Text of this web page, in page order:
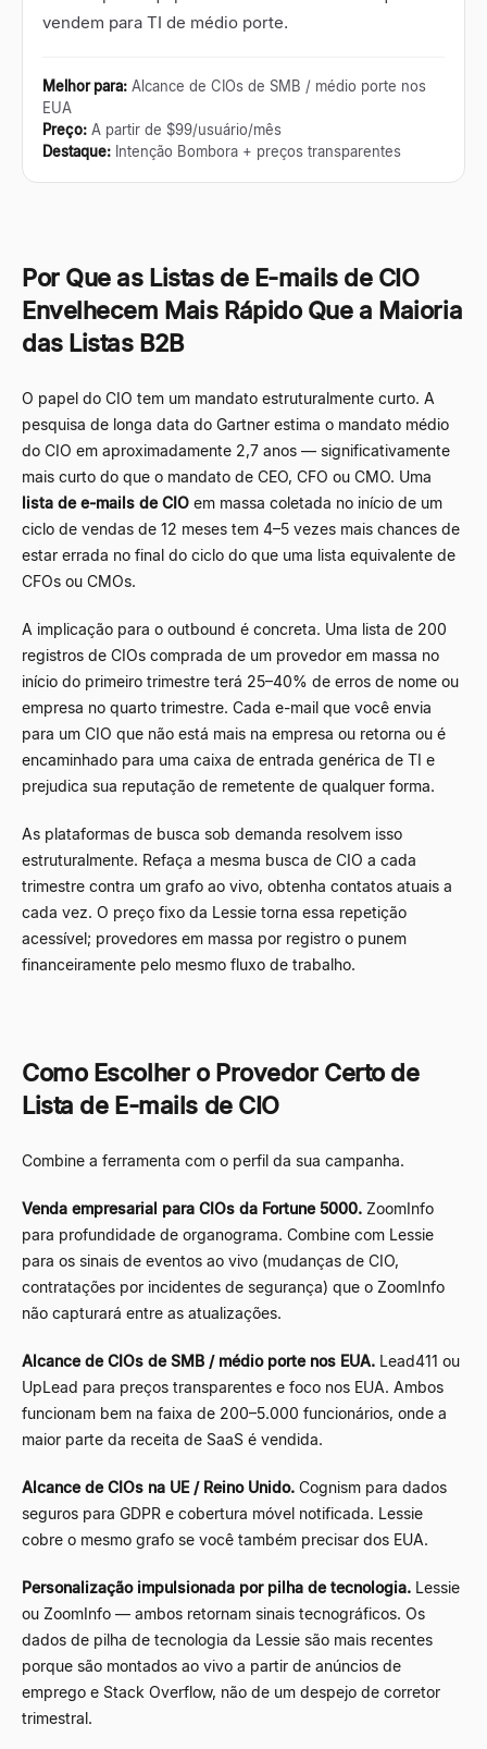
vendem para TI de médio porte.
Melhor para: Alcance de CIOs de SMB / médio porte nos
EUA
Preço: A partir de $99/usuário/mês
Destaque: Intenção Bombora + preços transparentes
Por Que as Listas de E-mails de CIO
Envelhecem Mais Rápido Que a Maioria
das Listas B2B
O papel do CIO tem um mandato estruturalmente curto. A
pesquisa de longa data do Gartner estima o mandato médio
do CIO em aproximadamente 2,7 anos — significativamente
mais curto do que o mandato de CEO, CFO ou CMO. Uma
lista de e-mails de CIO em massa coletada no início de um
ciclo de vendas de 12 meses tem 4–5 vezes mais chances de
estar errada no final do ciclo do que uma lista equivalente de
CFOs ou CMOs.
A implicação para o outbound é concreta. Uma lista de 200
registros de CIOs comprada de um provedor em massa no
início do primeiro trimestre terá 25–40% de erros de nome ou
empresa no quarto trimestre. Cada e-mail que você envia
para um CIO que não está mais na empresa ou retorna ou é
encaminhado para uma caixa de entrada genérica de TI e
prejudica sua reputação de remetente de qualquer forma.
As plataformas de busca sob demanda resolvem isso
estruturalmente. Refaça a mesma busca de CIO a cada
trimestre contra um grafo ao vivo, obtenha contatos atuais a
cada vez. O preço fixo da Lessie torna essa repetição
acessível; provedores em massa por registro o punem
financeiramente pelo mesmo fluxo de trabalho.
Como Escolher o Provedor Certo de
Lista de E-mails de CIO
Combine a ferramenta com o perfil da sua campanha.
Venda empresarial para CIOs da Fortune 5000. ZoomInfo
para profundidade de organograma. Combine com Lessie
para os sinais de eventos ao vivo (mudanças de CIO,
contratações por incidentes de segurança) que o ZoomInfo
não capturará entre as atualizações.
Alcance de CIOs de SMB / médio porte nos EUA. Lead411 ou
UpLead para preços transparentes e foco nos EUA. Ambos
funcionam bem na faixa de 200–5.000 funcionários, onde a
maior parte da receita de SaaS é vendida.
Alcance de CIOs na UE / Reino Unido. Cognism para dados
seguros para GDPR e cobertura móvel notificada. Lessie
cobre o mesmo grafo se você também precisar dos EUA.
Personalização impulsionada por pilha de tecnologia. Lessie
ou ZoomInfo — ambos retornam sinais tecnográficos. Os
dados de pilha de tecnologia da Lessie são mais recentes
porque são montados ao vivo a partir de anúncios de
emprego e Stack Overflow, não de um despejo de corretor
trimestral.